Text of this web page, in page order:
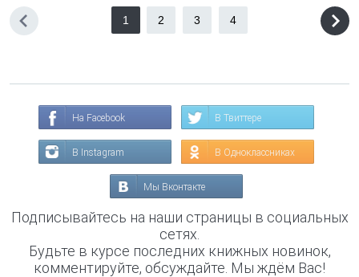
1 2 3 4
На Facebook В Твиттере
В Instagram В Одноклассниках
Мы Вконтакте
Подписывайтесь на наши страницы в социальных
сетях.
Будьте в курсе последних книжных новинок,
комментируйте, обсуждайте. Мы ждём Вас!